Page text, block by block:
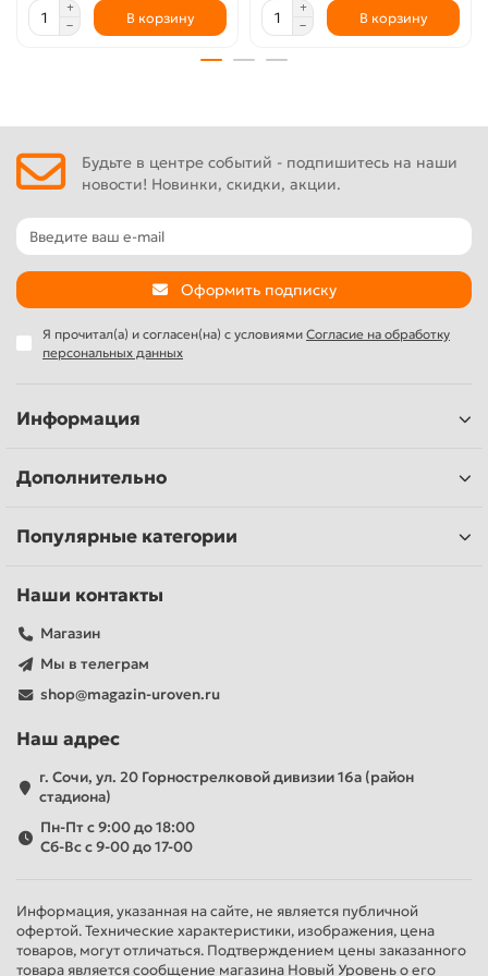
В корзину В корзину
Будьте в центре событий - подпишитесь на наши
новости! Новинки, скидки, акции.
Оформить подписку
Я прочитал(а) и согласен(на) с условиями Согласие на обработку
персональных данных
Информация
Дополнительно
Популярные категории
Наши контакты
Магазин
Мы в телеграм
shop@magazin-uroven.ru
Наш адрес
г. Сочи, ул. 20 Горнострелковой дивизии 16а (район
стадиона)
Пн-Пт с 9:00 до 18:00
Сб-Вс с 9-00 до 17-00
Информация, указанная на сайте, не является публичной
офертой. Технические характеристики, изображения, цена
товаров, могут отличаться. Подтверждением цены заказанного
товара является сообщение магазина Новый Уровень о его